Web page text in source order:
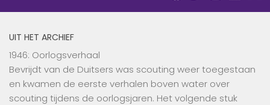
UIT HET ARCHIEF
1946: Oorlogsverhaal
Bevrijdt van de Duitsers was scouting weer toegestaan
en kwamen de eerste verhalen boven water over
scouting tijdens de oorlogsjaren. Het volgende stuk